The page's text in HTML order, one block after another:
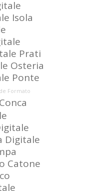
Isola
Prati
Osteria
Ponte
Formato
Digitale
Catone